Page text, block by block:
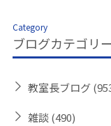
Category
ブログカテゴリー
教室長ブログ
雑談(490)